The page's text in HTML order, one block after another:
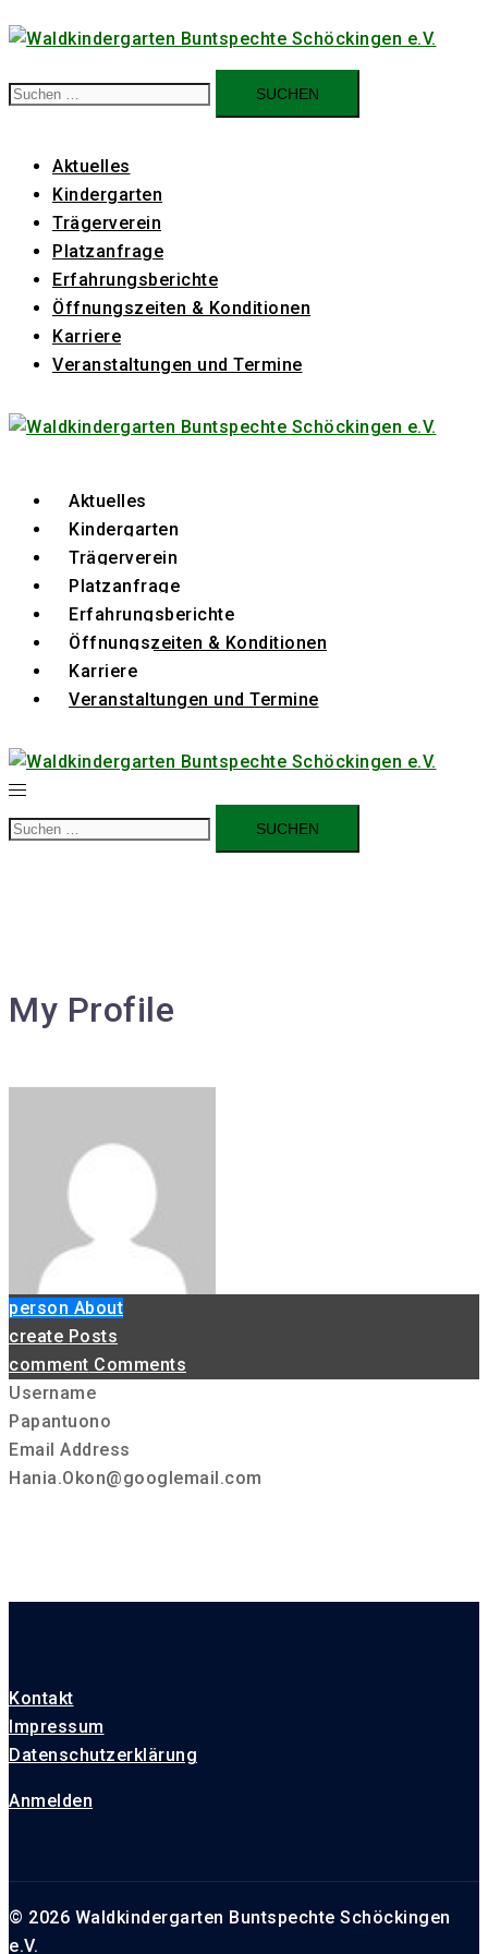
Zum
Inhalt
springen
Suchen
nach:
Aktuelles
Kindergarten
Trägerverein
Platzanfrage
Erfahrungsberichte
Öffnungszeiten & Konditionen
Karriere
Veranstaltungen und Termine
Aktuelles
Kindergarten
Trägerverein
Platzanfrage
Erfahrungsberichte
Öffnungszeiten & Konditionen
Karriere
Veranstaltungen und Termine
Suchen
nach:
My Profile
person About
create Posts
comment Comments
Username
Papantuono
Email Address
Hania.Okon@googlemail.com
Kontakt
Impressum
Datenschutzerklärung
Anmelden
© 2026 Waldkindergarten Buntspechte Schöckingen
e.V.